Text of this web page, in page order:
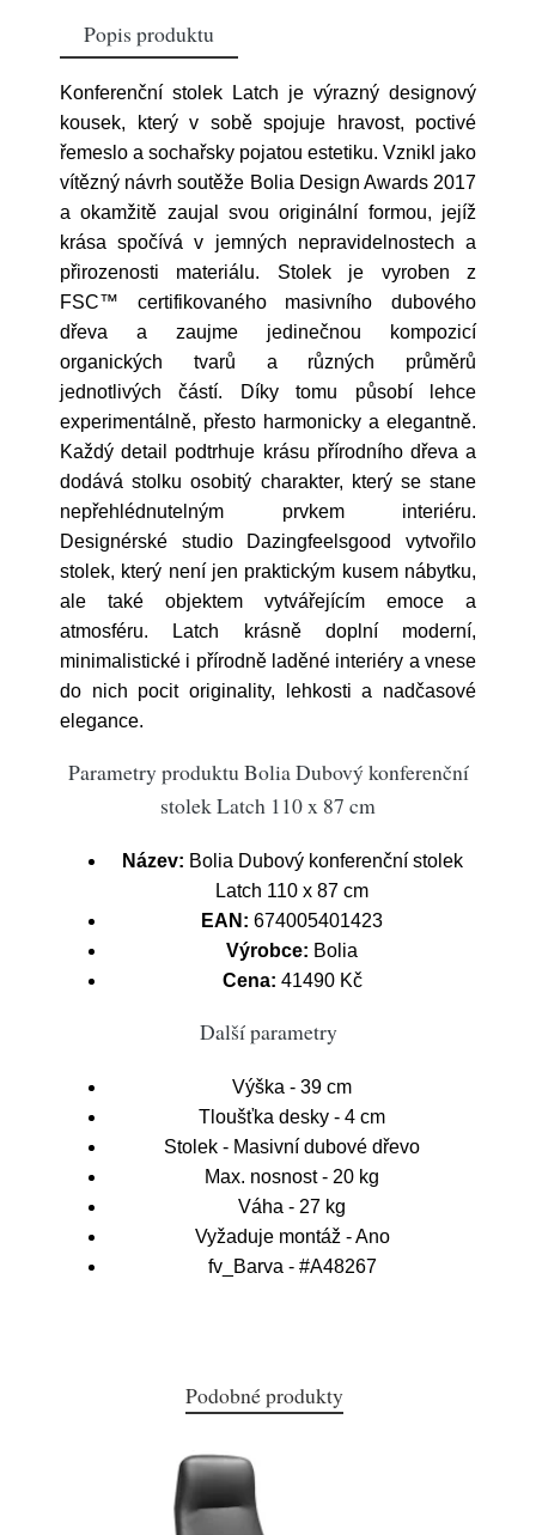
Popis produktu
Konferenční stolek Latch je výrazný designový
kousek, který v sobě spojuje hravost, poctivé
řemeslo a sochařsky pojatou estetiku. Vznikl jako
vítězný návrh soutěže Bolia Design Awards 2017
a okamžitě zaujal svou originální formou, jejíž
krása spočívá v jemných nepravidelnostech a
přirozenosti materiálu. Stolek je vyroben z
FSC™ certifikovaného masivního dubového
dřeva a zaujme jedinečnou kompozicí
organických tvarů a různých průměrů
jednotlivých částí. Díky tomu působí lehce
experimentálně, přesto harmonicky a elegantně.
Každý detail podtrhuje krásu přírodního dřeva a
dodává stolku osobitý charakter, který se stane
nepřehlédnutelným prvkem interiéru.
Designérské studio Dazingfeelsgood vytvořilo
stolek, který není jen praktickým kusem nábytku,
ale také objektem vytvářejícím emoce a
atmosféru. Latch krásně doplní moderní,
minimalistické i přírodně laděné interiéry a vnese
do nich pocit originality, lehkosti a nadčasové
elegance.
Parametry produktu Bolia Dubový konferenční
stolek Latch 110 x 87 cm
Název: Bolia Dubový konferenční stolek
Latch 110 x 87 cm
EAN: 674005401423
Výrobce: Bolia
Cena: 41490 Kč
Další parametry
Výška - 39 cm
Tloušťka desky - 4 cm
Stolek - Masivní dubové dřevo
Max. nosnost - 20 kg
Váha - 27 kg
Vyžaduje montáž - Ano
fv_Barva - #A48267
Podobné produkty